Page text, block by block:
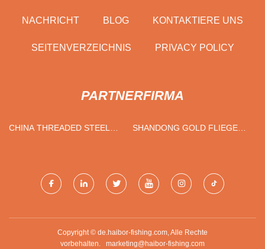
NACHRICHT BLOG KONTAKTIERE UNS
SEITENVERZEICHNIS PRIVACY POLICY
PARTNERFIRMA
CHINA THREADED STEEL
SHANDONG GOLD FLIEGEN
Copyright © de.haibor-fishing.com, Alle Rechte
vorbehalten. marketing@haibor-fishing.com